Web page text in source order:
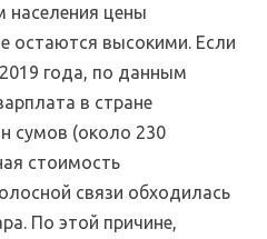
цены
остаются высокими. Если
года, по данным
в стране
сумов (около 230
стоимость
связи обходилась
По этой причине,